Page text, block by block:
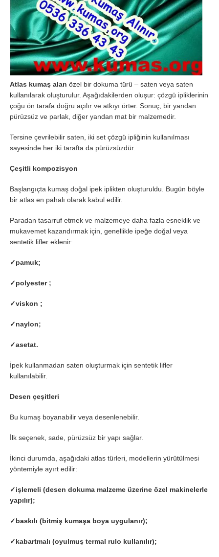
Atlas kumaş alan özel bir dokuma türü – saten veya saten
kullanılarak oluşturulur. Aşağıdakilerden oluşur: çözgü ipliklerinin
çoğu ön tarafa doğru açılır ve atkıyı örter. Sonuç, bir yandan
pürüzsüz ve parlak, diğer yandan mat bir malzemedir.
Tersine çevrilebilir saten, iki set çözgü ipliğinin kullanılması
sayesinde her iki tarafta da pürüzsüzdür.
Çeşitli kompozisyon
Başlangıçta kumaş doğal ipek iplikten oluşturuldu. Bugün böyle
bir atlas en pahalı olarak kabul edilir.
Paradan tasarruf etmek ve malzemeye daha fazla esneklik ve
mukavemet kazandırmak için, genellikle ipeğe doğal veya
sentetik lifler eklenir:
✓pamuk;
✓polyester ;
✓viskon ;
✓naylon;
✓asetat.
İpek kullanmadan saten oluşturmak için sentetik lifler
kullanılabilir.
Desen çeşitleri
Bu kumaş boyanabilir veya desenlenebilir.
İlk seçenek, sade, pürüzsüz bir yapı sağlar.
İkinci durumda, aşağıdaki atlas türleri, modellerin yürütülmesi
yöntemiyle ayırt edilir:
✓işlemeli (desen dokuma malzeme üzerine özel makinelerle
yapılır);
✓baskılı (bitmiş kumaşa boya uygulanır);
✓kabartmalı (oyulmuş termal rulo kullanılır);